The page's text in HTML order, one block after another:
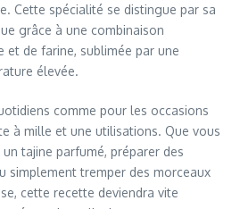
Cette spécialité se distingue par sa
grâce à une combinaison
et de farine, sublimée par une
élevée.
comme pour les occasions
à mille et une utilisations. Que vous
tajine parfumé, préparer des
simplement tremper des morceaux
cette recette deviendra vite